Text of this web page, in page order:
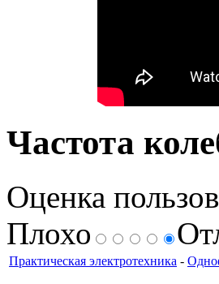
Частота
Оценка
Плохо
Практическая электротехника -